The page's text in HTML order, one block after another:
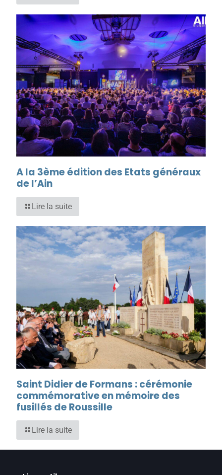
A la 3ème édition des Etats généraux
de l’Ain
Lire la suite
Saint Didier de Formans : cérémonie
commémorative en mémoire des
fusillés de Roussille
Lire la suite